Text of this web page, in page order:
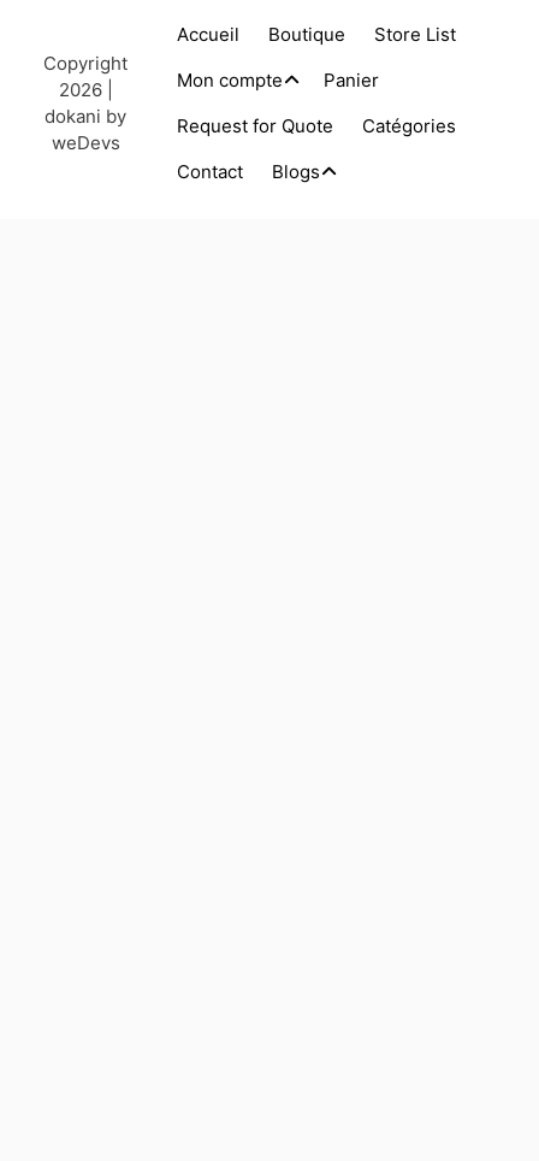
Copyright
2026 |
dokani by
weDevs
Accueil Boutique
Store List
Mon compte
Panier
Request for Quote
Catégories
Contact
Blogs